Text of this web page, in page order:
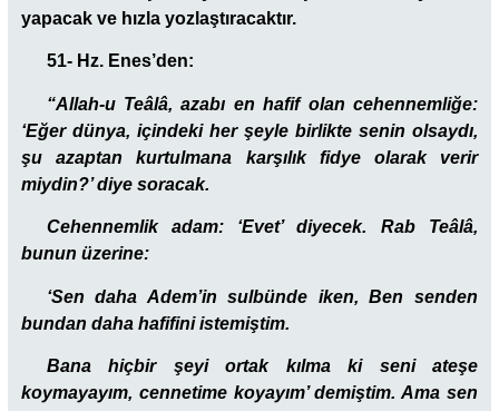
yapacak ve hızla yozlaştıracaktır.
51- Hz. Enes’den:
“Allah-u Teâlâ, azabı en hafif olan cehennemliğe:
‘Eğer dünya, içindeki her şeyle birlikte senin olsaydı,
şu azaptan kurtulmana karşılık fidye olarak verir
miydin?’ diye soracak.
Cehennemlik adam: ‘Evet’ diyecek. Rab Teâlâ,
bunun üzerine:
‘Sen daha Adem’in sulbünde iken, Ben senden
bundan daha hafifini istemiştim.
Bana hiçbir şeyi ortak kılma ki seni ateşe
koymayayım, cennetime koyayım’ demiştim. Ama sen